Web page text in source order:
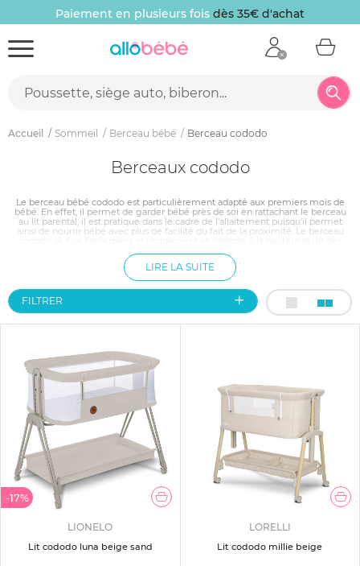
Paiement en plusieurs fois dès 35€ d'achat
Accueil Sommeil Berceau bébé Berceau cododo
Berceaux cododo
Le berceau bébé cododo est particulièrement adapté aux premiers mois de
bébé. En effet, il permet de garder bébé près de soi en rattachant le berceau
au lit parental, il est pratique dans le cadre de l'allaitement puisqu'il permet
ainsi de nourrir bébé avec plus de facilité du fait de la proximité. Le berceau
la suite, devenir indépendant et être détaché du lit des parents.
LIRE LA SUITE
FILTRER
-17%
LIONELO
Lit cododo luna beige sand
LORELLI
Lit cododo millie beige